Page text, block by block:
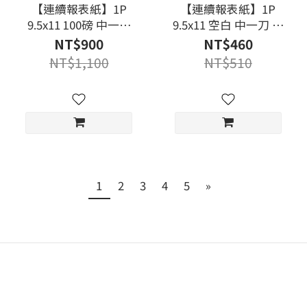
【連續報表紙】1P
9.5x11 100磅 中一刀
雙不切 1000份(單次
最低訂量3箱)
NT$900
NT$1,100
【連續報表紙】1P
9.5x11 空白 中一刀 雙
切
NT$460
NT$510
1 2 3 4 5 »